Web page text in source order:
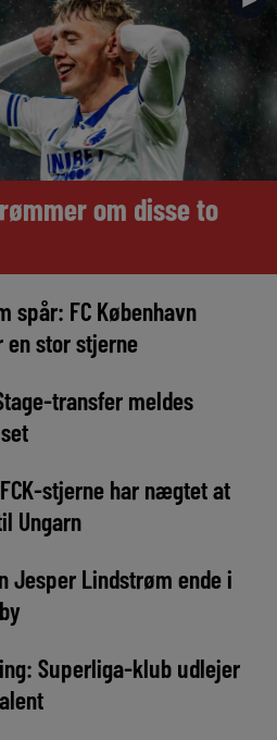
om disse to
spår: FC København
en stor stjerne
transfer meldes
stjerne har nægtet at
Ungarn
Jesper Lindstrøm ende i
Superliga-klub udlejer